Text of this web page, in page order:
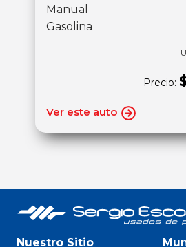
Manual
Gasolina
Precio:
Ver este auto
Nuestro Sitio